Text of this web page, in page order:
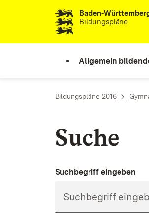
Zum Inhalt springen
Baden-
Bildungspläne
Allgemein
Bildungspläne 2016
Suche
Suchbegriff eingeben